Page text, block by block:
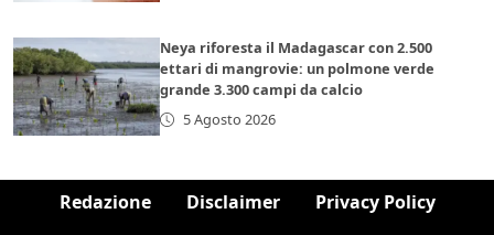
Neya riforesta il Madagascar con 2.500
ettari di mangrovie: un polmone verde
grande 3.300 campi da calcio
5 Agosto 2026
Redazione Disclaimer Privacy Policy